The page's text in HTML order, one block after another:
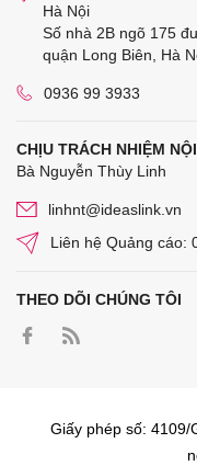
Hà Nội
Số nhà 2B ngõ 175
quận Long Biên, Hà
0936 99 3933
CHỊU TRÁCH NHIỆM
Bà Nguyễn Thùy Linh
linhnt@ideaslink.vn
Liên hệ Quảng cáo:
THEO DÕI CHÚNG TÔI
Giấy phép số: